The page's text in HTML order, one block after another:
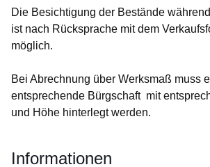
Die Besichtigung der Bestände
ist nach Rücksprache mit dem
möglich.
Bei Abrechnung über Werksmaß muss
entsprechende Bürgschaft mit
und Höhe hinterlegt werden.
Informationen